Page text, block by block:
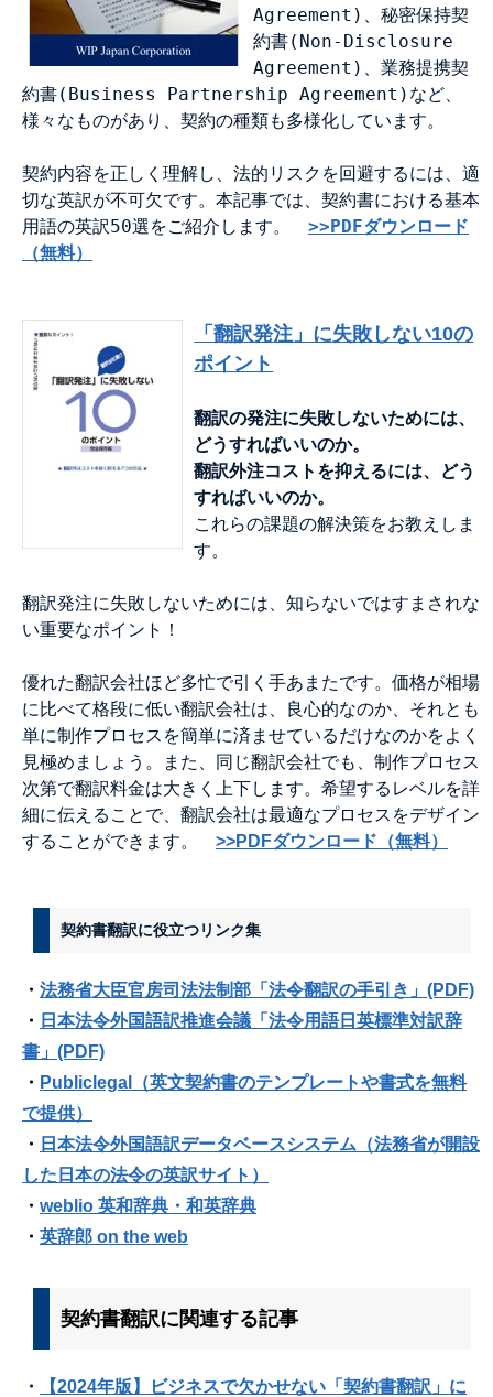
Agreement)、秘密保持契
約書(Non-Disclosure
Agreement)、業務提携契
約書(Business Partnership Agreement)など、
様々なものがあり、契約の種類も多様化しています。
契約内容を正しく理解し、法的リスクを回避するには、適
切な英訳が不可欠です。本記事では、契約書における基本
用語の英訳50選をご紹介します。 >>PDFダウンロード
（無料）
「翻訳発注」に失敗しない10の
ポイント
翻訳の発注に失敗しないためには、
どうすればいいのか。
翻訳外注コストを抑えるには、どう
すればいいのか。
これらの課題の解決策をお教えしま
す。
翻訳発注に失敗しないためには、知らないではすまされな
い重要なポイント！
優れた翻訳会社ほど多忙で引く手あまたです。価格が相場
に比べて格段に低い翻訳会社は、良心的なのか、それとも
単に制作プロセスを簡単に済ませているだけなのかをよく
見極めましょう。また、同じ翻訳会社でも、制作プロセス
次第で翻訳料金は大きく上下します。希望するレベルを詳
細に伝えることで、翻訳会社は最適なプロセスをデザイン
することができます。 >>PDFダウンロード（無料）
契約書翻訳に役立つリンク集
・ 法務省大臣官房司法法制部「法令翻訳の手引き」(PDF)
・ 日本法令外国語訳推進会議「法令用語日英標準対訳辞
書」(PDF)
・ Publiclegal（英文契約書のテンプレートや書式を無料
で提供）
・ 日本法令外国語訳データベースシステム（法務省が開設
した日本の法令の英訳サイト）
・ weblio 英和辞典・和英辞典
・ 英辞郎 on the web
契約書翻訳に関連する記事
・
【2024年版】ビジネスで欠かせない「契約書翻訳」に